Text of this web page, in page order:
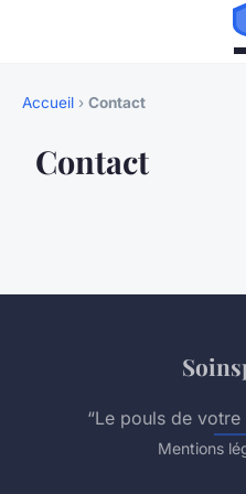
Accueil › Contact
Contact
“Le pouls de
Mentions